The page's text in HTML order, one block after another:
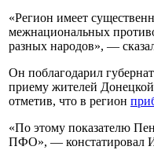
«Регион имеет
межнациональных
разных народов», —
Он поблагодарил
приему жителей
отметив, что в регион
«По этому показателю
ПФО», — констатировал